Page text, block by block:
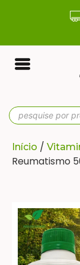
Início /
Reumatismo